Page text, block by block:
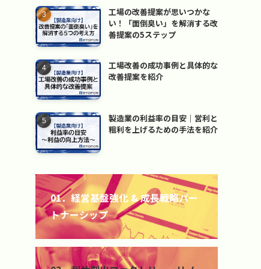
工場の改善提案が思いつかな
い！「面倒臭い」を解消する改
善提案の5ステップ
工場改善の成功事例と具体的な
改善提案を紹介
製造業の利益率の目安｜営利と
粗利を上げるための手法を紹介
01．経営基盤強化 & 成長戦略パー
トナーシップ
カ
バ
ー
リ
ク
カ
バ